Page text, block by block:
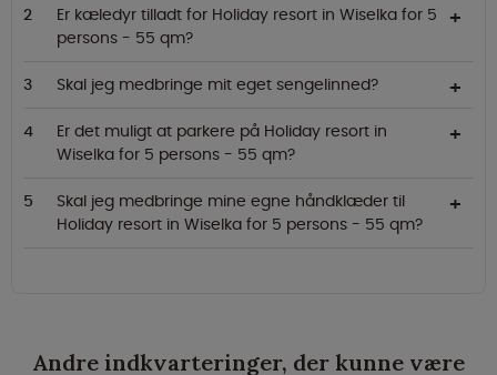
Er kæledyr tilladt for Holiday resort in Wiselka for 5
persons - 55 qm?
Skal jeg medbringe mit eget sengelinned?
Er det muligt at parkere på Holiday resort in
Wiselka for 5 persons - 55 qm?
Skal jeg medbringe mine egne håndklæder til
Holiday resort in Wiselka for 5 persons - 55 qm?
Andre indkvarteringer, der kunne være